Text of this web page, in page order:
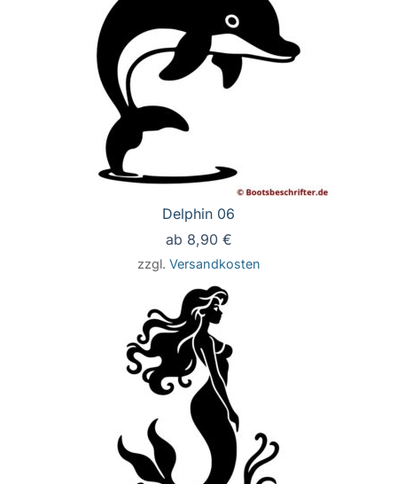
Delphin 06
ab 8,90 €
zzgl. Versandkosten